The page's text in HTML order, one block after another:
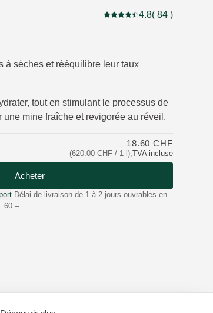
Note actuelle : 4.8 sur 5
4.8( 84 )
à sèches et rééquilibre leur taux
tout en stimulant le processus de
une mine fraîche et revigorée au réveil.
(620.00 CHF / 1 l),TVA incluse
18.60 CHF
Acheter
Délai de livraison de 1 à 2 jours ouvrables en
60.–